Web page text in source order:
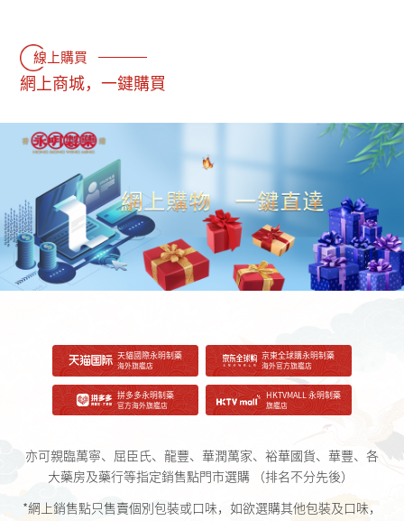
線上購買
網上商城，一鍵購買
天貓國際永明制藥
海外旗艦店
京東全球購永明制藥
海外官方旗艦店
拼多多永明制藥
官方海外旗艦店
HKTVMALL 永明制藥
旗艦店
亦可親臨萬寧、屈臣氏、龍豐、華潤萬家、裕華國貨、華豐、各
大藥房及藥行等指定銷售點門市選購 （排名不分先後）
*網上銷售點只售賣個別包裝或口味，如欲選購其他包裝及口味，